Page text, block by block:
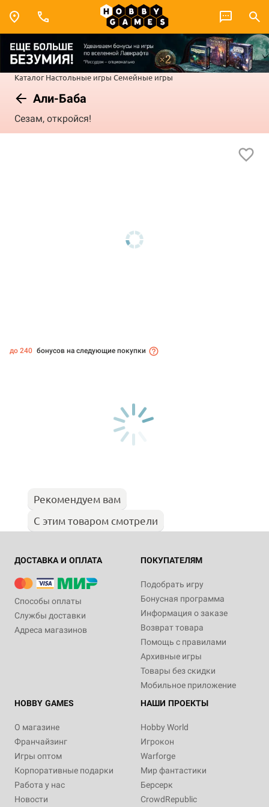
Каталог Настольные игры Семейные игры
Али-Баба
Сезам, откройся!
до 240 бонусов на следующие покупки
Рекомендуем вам
С этим товаром смотрели
ДОСТАВКА И ОПЛАТА
Способы оплаты
Службы доставки
Адреса магазинов
ПОКУПАТЕЛЯМ
Подобрать игру
Бонусная программа
Информация о заказе
Возврат товара
Помощь с правилами
Архивные игры
Товары без скидки
Мобильное приложение
HOBBY GAMES
О магазине
Франчайзинг
Игры оптом
Корпоративные подарки
Работа у нас
Новости
НАШИ ПРОЕКТЫ
Hobby World
Игрокон
Warforge
Мир фантастики
Берсерк
CrowdRepublic